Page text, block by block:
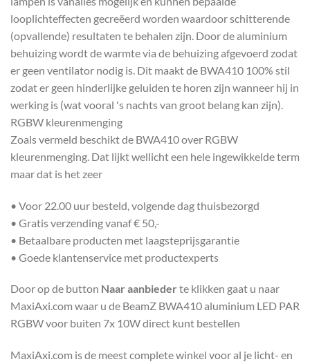
looplichteffecten gecreëerd worden waardoor schitterende
(opvallende) resultaten te behalen zijn. Door de aluminium
behuizing wordt de warmte via de behuizing afgevoerd zodat
er geen ventilator nodig is. Dit maakt de BWA410 100% stil
zodat er geen hinderlijke geluiden te horen zijn wanneer hij in
werking is (wat vooral 's nachts van groot belang kan zijn).
RGBW kleurenmenging
Zoals vermeld beschikt de BWA410 over RGBW
kleurenmenging. Dat lijkt wellicht een hele ingewikkelde term
maar dat is het zeer
• Voor 22.00 uur besteld, volgende dag thuisbezorgd
• Gratis verzending vanaf € 50,-
• Betaalbare producten met laagsteprijsgarantie
• Goede klantenservice met productexperts
Door op de button Naar aanbieder te klikken gaat u naar
MaxiAxi.com waar u de BeamZ BWA410 aluminium LED PAR
RGBW voor buiten 7x 10W direct kunt bestellen
MaxiAxi.com is de meest complete winkel voor al je licht- en